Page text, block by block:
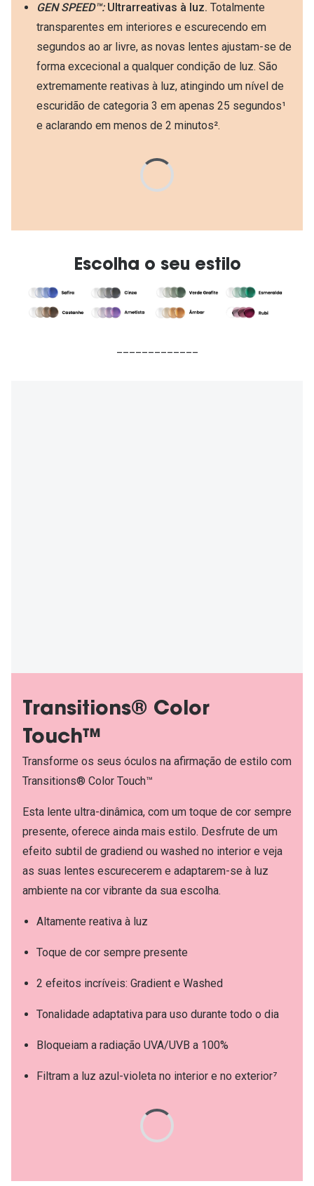
GEN SPEED™: Ultrarreativas à luz. Totalmente
transparentes em interiores e escurecendo em
segundos ao ar livre, as novas lentes ajustam-se de
forma excecional a qualquer condição de luz. São
extremamente reativas à luz, atingindo um nível de
escuridão de categoria 3 em apenas 25 segundos¹
e aclarando em menos de 2 minutos².
Escolha o seu estilo
Transitions® Color
Touch™
Transforme os seus óculos na afirmação de estilo com
Transitions® Color Touch™
Esta lente ultra-dinâmica, com um toque de cor sempre
presente, oferece ainda mais estilo. Desfrute de um
efeito subtil de gradiend ou washed no interior e veja
as suas lentes escurecerem e adaptarem-se à luz
ambiente na cor vibrante da sua escolha.
Altamente reativa à luz
Toque de cor sempre presente
2 efeitos incríveis: Gradient e Washed
Tonalidade adaptativa para uso durante todo o dia
Bloqueiam a radiação UVA/UVB a 100%
Filtram a luz azul-violeta no interior e no exterior⁷